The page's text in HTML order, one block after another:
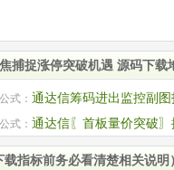
捕捉涨停突破机遇 源码下载
式： 通达信筹码进出监控副
源码
式： 通达信〖首板量价突破
优化版）
指标前务必看清楚相关说明